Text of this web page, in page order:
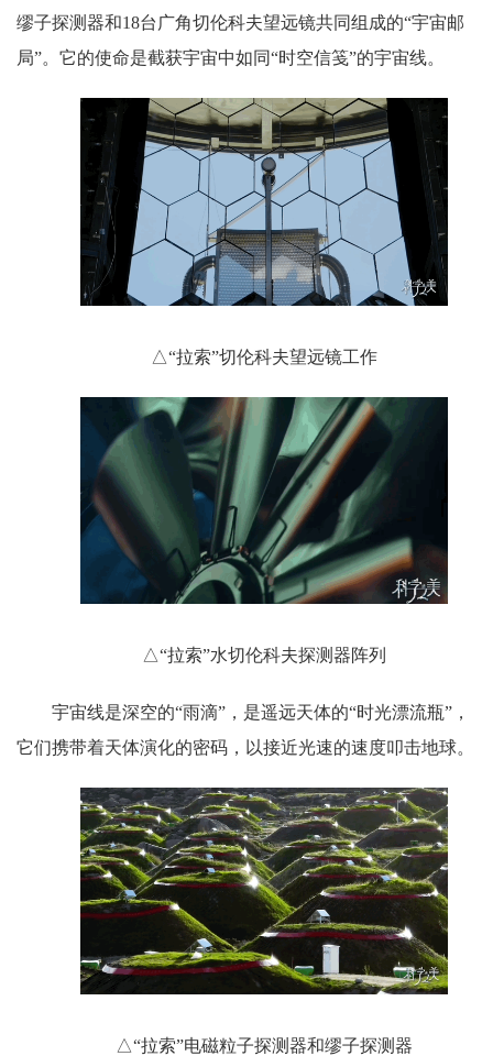
缪子探测器和18台广角切伦科夫望远镜共同组成的“宇宙邮
局”。它的使命是截获宇宙中如同“时空信笺”的宇宙线。
△“拉索”切伦科夫望远镜工作
△“拉索”水切伦科夫探测器阵列
宇宙线是深空的“雨滴”，是遥远天体的“时光漂流瓶”，
它们携带着天体演化的密码，以接近光速的速度叩击地球。
△“拉索”电磁粒子探测器和缪子探测器